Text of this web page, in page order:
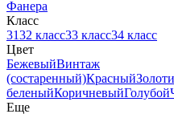
Фанера
Класс
3132 класс33 класс34 класс
Цвет
БежевыйВинтаж
(состаренный)Красный
беленыйКоричневыйГолубой
Еще